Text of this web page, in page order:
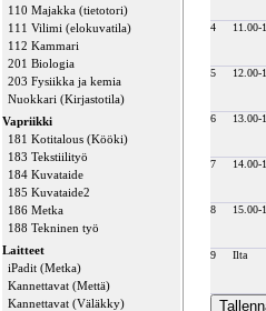
110 Majakka (tietotori)
111 Vilimi (elokuvatila)
112 Kammari
201 Biologia
203 Fysiikka ja kemia
Nuokkari (Kirjastotila)
Vapriikki
181 Kotitalous (Kööki)
183 Tekstiilityö
184 Kuvataide
185 Kuvataide2
186 Metka
188 Tekninen työ
Laitteet
iPadit (Metka)
Kannettavat (Mettä)
Kannettavat (Väläkky)
4 11.00-
5 12.00-
6 13.00-
7 14.00-
8 15.00-
9 Ilta